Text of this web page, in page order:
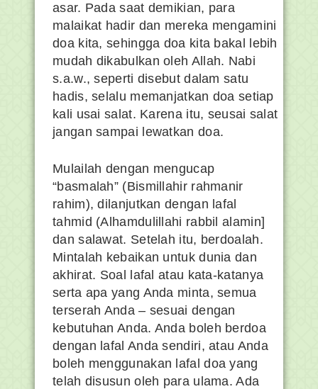
asar. Pada saat demikian, para
malaikat hadir dan mereka mengamini
doa kita, sehingga doa kita bakal lebih
mudah dikabulkan oleh Allah. Nabi
s.a.w., seperti disebut dalam satu
hadis, selalu memanjatkan doa setiap
kali usai salat. Karena itu, seusai salat
jangan sampai lewatkan doa.
Mulailah dengan mengucap
“basmalah” (Bismillahir rahmanir
rahim), dilanjutkan dengan lafal
tahmid (Alhamdulillahi rabbil alamin]
dan salawat. Setelah itu, berdoalah.
Mintalah kebaikan untuk dunia dan
akhirat. Soal lafal atau kata-katanya
serta apa yang Anda minta, semua
terserah Anda – sesuai dengan
kebutuhan Anda. Anda boleh berdoa
dengan lafal Anda sendiri, atau Anda
boleh menggunakan lafal doa yang
telah disusun oleh para ulama. Ada